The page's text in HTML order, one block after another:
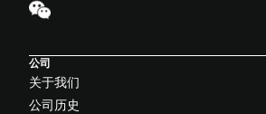
公司
关于我们
公司历史